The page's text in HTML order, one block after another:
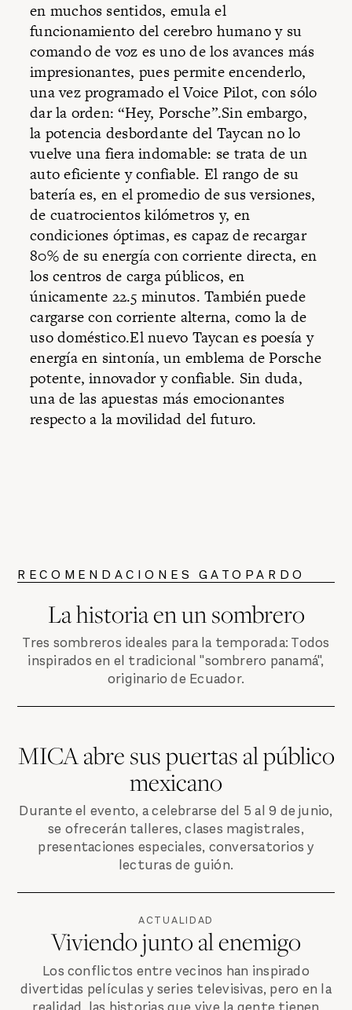
en muchos sentidos, emula el
funcionamiento del cerebro humano y su
comando de voz es uno de los avances más
impresionantes, pues permite encenderlo,
una vez programado el Voice Pilot, con sólo
dar la orden: “Hey, Porsche”.Sin embargo,
la potencia desbordante del Taycan no lo
vuelve una fiera indomable: se trata de un
auto eficiente y confiable. El rango de su
batería es, en el promedio de sus versiones,
de cuatrocientos kilómetros y, en
condiciones óptimas, es capaz de recargar
80% de su energía con corriente directa, en
los centros de carga públicos, en
únicamente 22.5 minutos. También puede
cargarse con corriente alterna, como la de
uso doméstico.El nuevo Taycan es poesía y
energía en sintonía, un emblema de Porsche
potente, innovador y confiable. Sin duda,
una de las apuestas más emocionantes
respecto a la movilidad del futuro.
RECOMENDACIONES GATOPARDO
La historia en un sombrero
Tres sombreros ideales para la temporada: Todos
inspirados en el tradicional "sombrero panamá",
originario de Ecuador.
MICA abre sus puertas al público
mexicano
Durante el evento, a celebrarse del 5 al 9 de junio,
se ofrecerán talleres, clases magistrales,
presentaciones especiales, conversatorios y
lecturas de guión.
ACTUALIDAD
Viviendo junto al enemigo
Los conflictos entre vecinos han inspirado
divertidas películas y series televisivas, pero en la